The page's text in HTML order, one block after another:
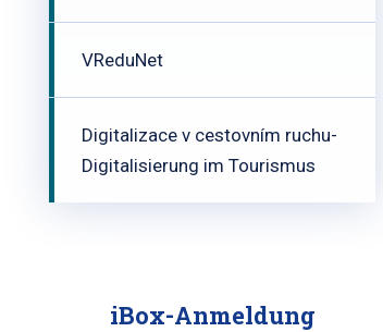
VReduNet
Digitalizace v cestovním ruchu-
Digitalisierung im Tourismus
iBox-Anmeldung